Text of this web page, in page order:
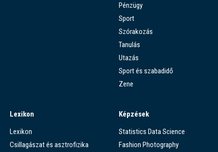
Pénzügy
Sport
Szórakozás
Tanulás
Utazás
Sport és szabadidő
Zene
Lexikon
Lexikon
Csillagászat és asztrofizika
Képzések
Statistics Data Science
Fashion Photography